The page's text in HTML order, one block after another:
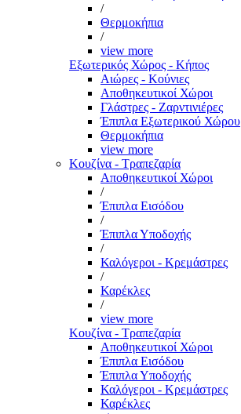
/
Θερμοκήπια
/
view more
Εξωτερικός Χώρος - Κήπος
Αιώρες - Κούνιες
Αποθηκευτικοί Χώροι
Γλάστρες - Ζαρντινιέρες
Έπιπλα Εξωτερικού Χώρου
Θερμοκήπια
view more
Κουζίνα - Τραπεζαρία
Αποθηκευτικοί Χώροι
/
Έπιπλα Εισόδου
/
Έπιπλα Υποδοχής
/
Καλόγεροι - Κρεμάστρες
/
Καρέκλες
/
view more
Κουζίνα - Τραπεζαρία
Αποθηκευτικοί Χώροι
Έπιπλα Εισόδου
Έπιπλα Υποδοχής
Καλόγεροι - Κρεμάστρες
Καρέκλες